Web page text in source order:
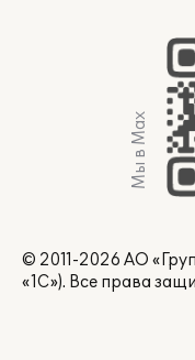
Мы в Max
© 2011-2026 АО
«1С»). Все права